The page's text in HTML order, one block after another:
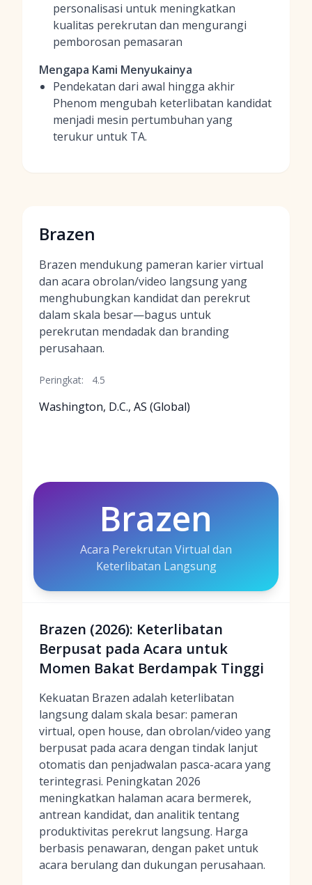
personalisasi untuk meningkatkan
kualitas perekrutan dan mengurangi
pemborosan pemasaran
Mengapa Kami Menyukainya
Pendekatan dari awal hingga akhir
Phenom mengubah keterlibatan kandidat
menjadi mesin pertumbuhan yang
terukur untuk TA.
Brazen
Brazen mendukung pameran karier virtual
dan acara obrolan/video langsung yang
menghubungkan kandidat dan perekrut
dalam skala besar—bagus untuk
perekrutan mendadak dan branding
perusahaan.
Peringkat: 4.5
Washington, D.C., AS (Global)
Brazen
Acara Perekrutan Virtual dan
Keterlibatan Langsung
Brazen (2026): Keterlibatan
Berpusat pada Acara untuk
Momen Bakat Berdampak Tinggi
Kekuatan Brazen adalah keterlibatan
langsung dalam skala besar: pameran
virtual, open house, dan obrolan/video yang
berpusat pada acara dengan tindak lanjut
otomatis dan penjadwalan pasca-acara yang
terintegrasi. Peningkatan 2026
meningkatkan halaman acara bermerek,
antrean kandidat, dan analitik tentang
produktivitas perekrut langsung. Harga
berbasis penawaran, dengan paket untuk
acara berulang dan dukungan perusahaan.